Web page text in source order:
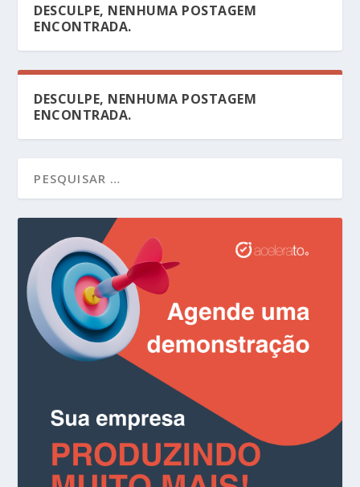
DESCULPE, NENHUMA POSTAGEM
ENCONTRADA.
DESCULPE, NENHUMA POSTAGEM
ENCONTRADA.